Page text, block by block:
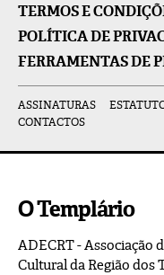
TERMOS E
POLÍTICA DE
FERRAMENTAS DE
ASSINATURAS
CONTACTOS
O Templário
ADECRT - Associação
Cultural da Região dos